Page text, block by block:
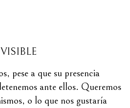
pese a que su presencia
ante ellos. Queremos
o lo que nos gustaría